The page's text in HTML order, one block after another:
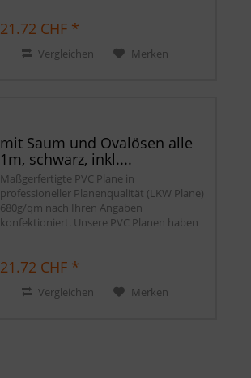
7cm breit. Jede PVC...
21.72 CHF *
Vergleichen Merken
mit Saum und Ovalösen alle
1m, schwarz, inkl....
Maßgerfertigte PVC Plane in
professioneller Planenqualität (LKW Plane)
680g/qm nach Ihren Angaben
konfektioniert. Unsere PVC Planen haben
7cm breit. Jede PVC...
21.72 CHF *
Vergleichen Merken